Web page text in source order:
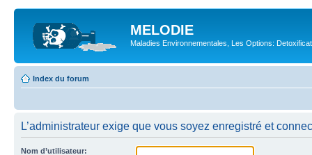
MELODIE
Maladies Environnementales, Les Options:
Index du forum
L’administrateur exige que vous soyez enregistré et
Nom d’utilisateur: